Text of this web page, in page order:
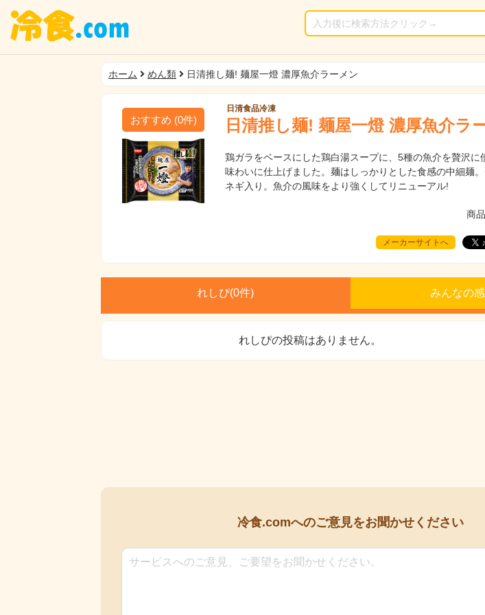
ホーム めん類 日清推し麺! 麺屋一燈 濃厚魚介ラーメン
おすすめ (0件)
日清食品冷凍
日清推し麺! 麺屋一燈 濃厚魚介ラ
鶏ガラをベースにした鶏白湯スープに、5種の魚介を贅沢に
味わいに仕上げました。麺はしっかりとした食感の中細麺。
ネギ入り。魚介の風味をより強くしてリニューアル!
商
メーカーサイトへ
れしぴ(0件) みんなの
れしぴの投稿はありません。
冷食.comへのご意見をお聞かせください